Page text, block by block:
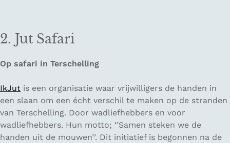
2. Jut Safari
Op safari in Terschelling
IkJut is een organisatie waar vrijwilligers de handen in
een slaan om een écht verschil te maken op de stranden
van Terschelling. Door wadliefhebbers en voor
wadliefhebbers. Hun motto; ‘’Samen steken we de
handen uit de mouwen’’. Dit initiatief is begonnen na de